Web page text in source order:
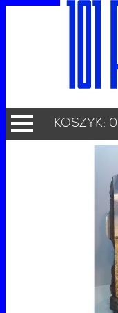
KOSZYK: 0